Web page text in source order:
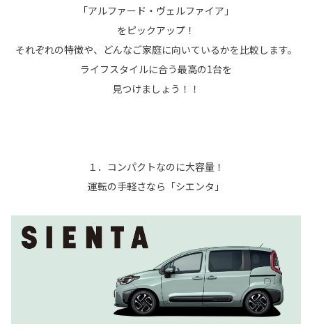
「アルファード・ヴェルファイア」
をピックアップ！
それぞれの特徴や、どんなご家庭に向いているかを比較します。
ライフスタイルに合う最高の1台を
見つけましょう！！
１．コンパクトなのに大容量！
運転の手軽さなら「シエンタ」